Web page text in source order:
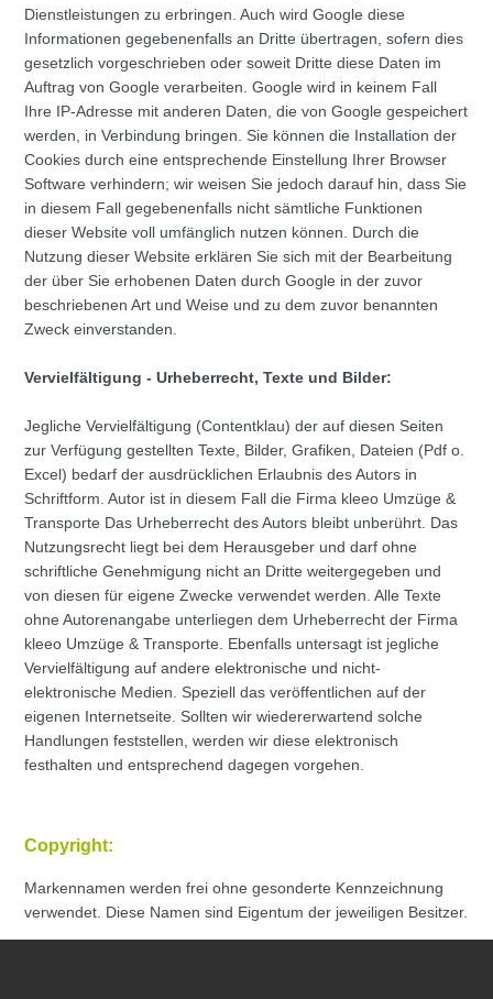
Dienstleistungen zu erbringen. Auch wird Google diese
Informationen gegebenenfalls an Dritte übertragen, sofern dies
gesetzlich vorgeschrieben oder soweit Dritte diese Daten im
Auftrag von Google verarbeiten. Google wird in keinem Fall
Ihre IP-Adresse mit anderen Daten, die von Google gespeichert
werden, in Verbindung bringen. Sie können die Installation der
Cookies durch eine entsprechende Einstellung Ihrer Browser
Software verhindern; wir weisen Sie jedoch darauf hin, dass Sie
in diesem Fall gegebenenfalls nicht sämtliche Funktionen
dieser Website voll umfänglich nutzen können. Durch die
Nutzung dieser Website erklären Sie sich mit der Bearbeitung
der über Sie erhobenen Daten durch Google in der zuvor
beschriebenen Art und Weise und zu dem zuvor benannten
Zweck einverstanden.
Vervielfältigung - Urheberrecht, Texte und Bilder:
Jegliche Vervielfältigung (Contentklau) der auf diesen Seiten
zur Verfügung gestellten Texte, Bilder, Grafiken, Dateien (Pdf o.
Excel) bedarf der ausdrücklichen Erlaubnis des Autors in
Schriftform. Autor ist in diesem Fall die Firma kleeo Umzüge &
Transporte Das Urheberrecht des Autors bleibt unberührt. Das
Nutzungsrecht liegt bei dem Herausgeber und darf ohne
schriftliche Genehmigung nicht an Dritte weitergegeben und
von diesen für eigene Zwecke verwendet werden. Alle Texte
ohne Autorenangabe unterliegen dem Urheberrecht der Firma
kleeo Umzüge & Transporte. Ebenfalls untersagt ist jegliche
Vervielfältigung auf andere elektronische und nicht-
elektronische Medien. Speziell das veröffentlichen auf der
eigenen Internetseite. Sollten wir wiedererwartend solche
Handlungen feststellen, werden wir diese elektronisch
festhalten und entsprechend dagegen vorgehen.
Copyright:
Markennamen werden frei ohne gesonderte Kennzeichnung
verwendet. Diese Namen sind Eigentum der jeweiligen Besitzer.